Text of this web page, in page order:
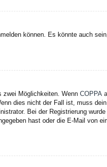
können. Es könnte auch
zwei Möglichkeiten. Wenn COPPA
dies nicht der Fall ist, muss
Bei der Registrierung
hast oder die E-Mail von